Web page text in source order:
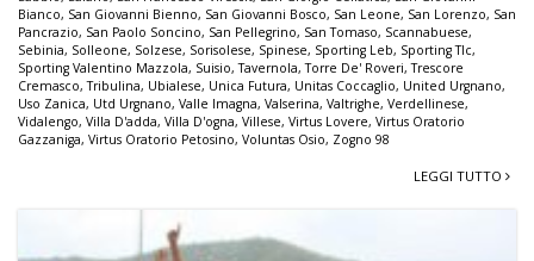
Bianco, San Giovanni Bienno, San Giovanni Bosco, San Leone, San Lorenzo, San
Pancrazio, San Paolo Soncino, San Pellegrino, San Tomaso, Scannabuese,
Sebinia, Solleone, Solzese, Sorisolese, Spinese, Sporting Leb, Sporting Tlc,
Sporting Valentino Mazzola, Suisio,Tavernola,Torre De' Roveri,Trescore
Cremasco,Tribulina, Ubialese, Unica Futura, Unitas Coccaglio, United Urgnano,
Uso Zanica, Utd Urgnano, Valle Imagna, Valserina, Valtrighe, Verdellinese,
Vidalengo, Villa D'adda, Villa D'ogna, Villese, Virtus Lovere, Virtus Oratorio
Gazzaniga, Virtus Oratorio Petosino, Voluntas Osio, Zogno 98
LEGGI TUTTO